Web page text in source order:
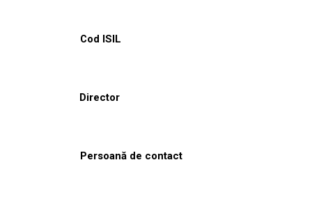
Cod ISIL
Director
Persoană de contact